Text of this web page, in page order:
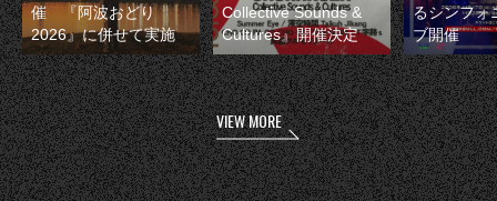
催 『阿波おどり
2026』に併せて実施
Collective Sounds &
Cultures』開催決定
るシンフォ
ブ開催
VIEW MORE